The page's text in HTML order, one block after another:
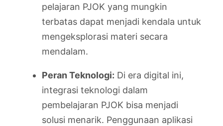
pelajaran PJOK yang mungkin
terbatas dapat menjadi kendala untuk
mengeksplorasi materi secara
mendalam.
Peran Teknologi: Di era digital ini,
integrasi teknologi dalam
pembelajaran PJOK bisa menjadi
solusi menarik. Penggunaan aplikasi